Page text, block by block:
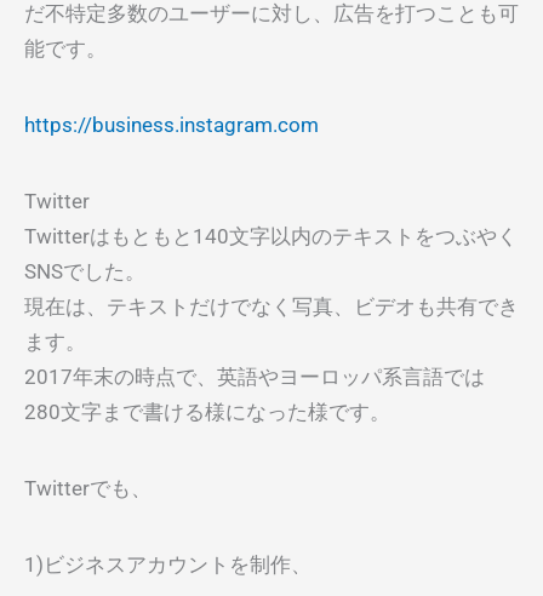
だ不特定多数のユーザーに対し、広告を打つことも可
能です。
https://business.instagram.com
Twitter
Twitterはもともと140文字以内のテキストをつぶやく
SNSでした。
現在は、テキストだけでなく写真、ビデオも共有でき
ます。
2017年末の時点で、英語やヨーロッパ系言語では
280文字まで書ける様になった様です。
Twitterでも、
1)ビジネスアカウントを制作、